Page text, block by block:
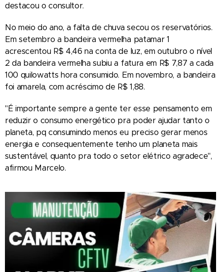
destacou o consultor.
No meio do ano, a falta de chuva secou os reservatórios.
Em setembro a bandeira vermelha patamar 1
acrescentou R$ 4,46 na conta de luz, em outubro o nível
2 da bandeira vermelha subiu a fatura em R$ 7,87 a cada
100 quilowatts hora consumido. Em novembro, a bandeira
foi amarela, com acréscimo de R$ 1,88.
"É importante sempre a gente ter esse pensamento em
reduzir o consumo energético pra poder ajudar tanto o
planeta, pq consumindo menos eu preciso gerar menos
energia e consequentemente tenho um planeta mais
sustentável, quanto pra todo o setor elétrico agradece",
afirmou Marcelo.